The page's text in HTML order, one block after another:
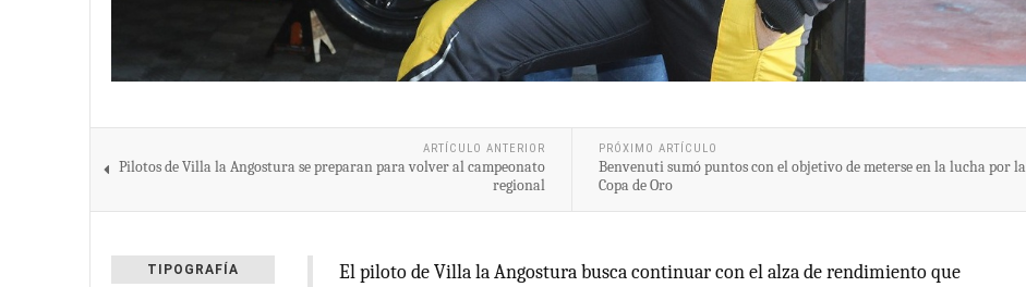
ARTÍCULO ANTERIOR
Pilotos de Villa la Angostura se preparan para volver al campeonato
regional
PRÓXIMO ARTÍCULO
Benvenuti sumó puntos con el objetivo de meterse en la lucha por la
Copa de Oro
TIPOGRAFÍA
El piloto de Villa la Angostura busca continuar con el alza de rendimiento que